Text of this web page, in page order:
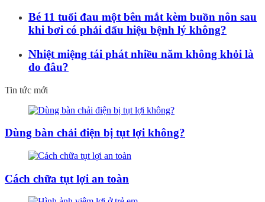
Bé 11 tuổi đau một bên mắt kèm buồn nôn sau
khi bơi có phải dấu hiệu bệnh lý không?
Nhiệt miệng tái phát nhiều năm không khỏi là
do đâu?
Tin tức mới
Dùng bàn chải điện bị tụt lợi không?
Cách chữa tụt lợi an toàn